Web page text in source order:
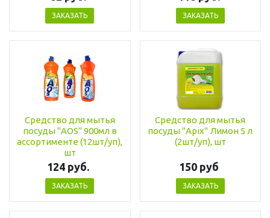
ЗАКАЗАТЬ ЗАКАЗАТЬ
Средство для мытья
посуды "AOS" 900мл в
ассортименте (12шт/уп),
шт
124 руб.
ЗАКАЗАТЬ
Средство для мытья
посуды "Apix" Лимон 5 л
(2шт/уп), шт
150 руб
ЗАКАЗАТЬ